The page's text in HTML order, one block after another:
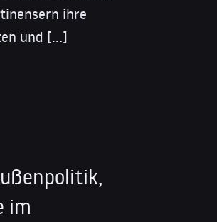
ihre
und […]
im